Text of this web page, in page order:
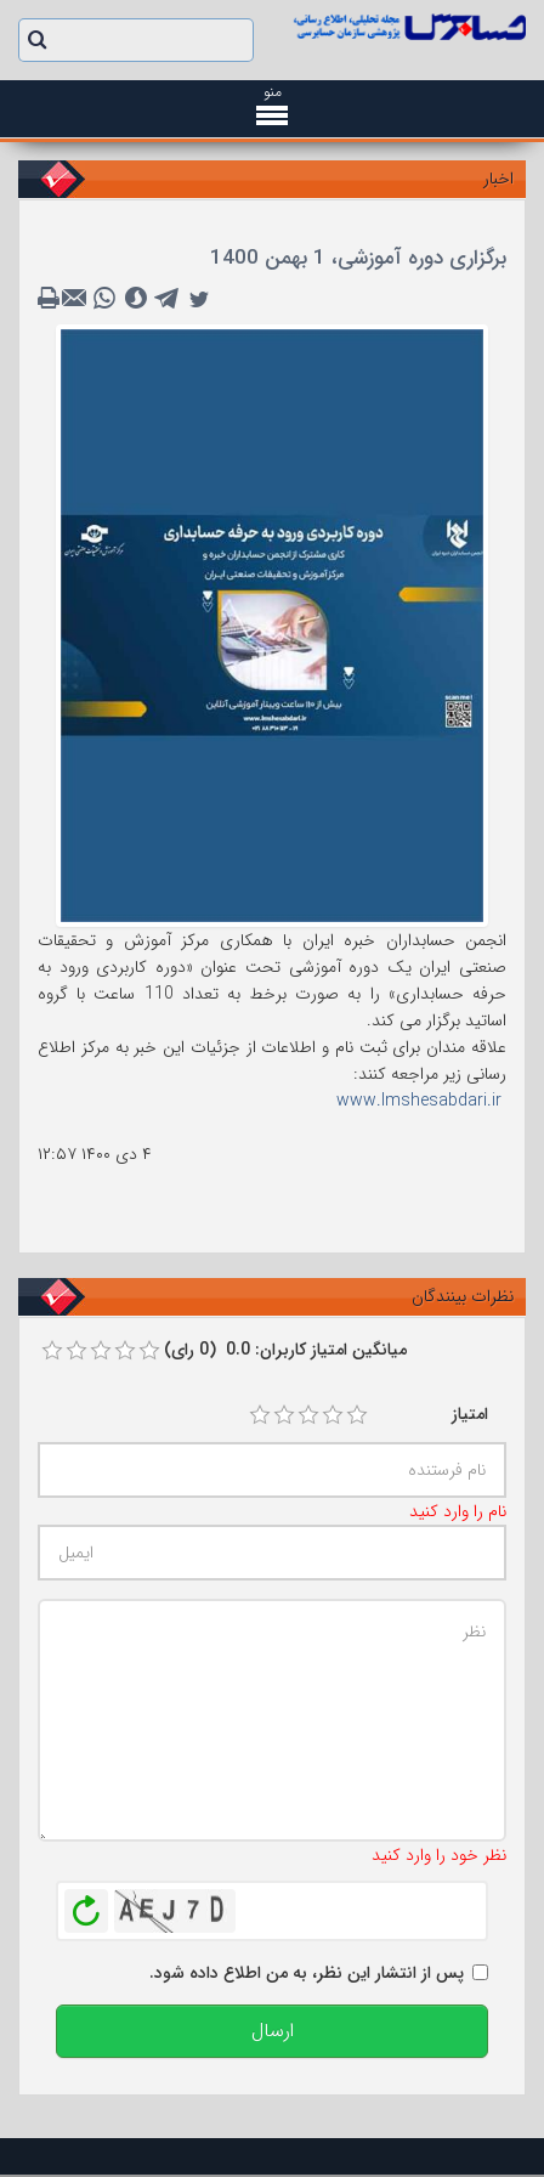
منو
اخبار
برگزاری دوره آموزشی، 1 بهمن 1400
انجمن حسابداران خبره ایران با همکاری مرکز آموزش و تحقیقات
صنعتی ایران یک دوره آموزشی تحت عنوان «دوره کاربردی ورود به
حرفه حسابداری» را به صورت برخط به تعداد 110 ساعت با گروه
اساتید برگزار می کند.
علاقه مندان برای ثبت نام و اطلاعات از جزئیات این خبر به مرکز اطلاع
رسانی زیر مراجعه کنند:
www.lmshesabdari.ir
۴ دی ۱۴۰۰
۱۲:۵۷
نظرات بینندگان
میانگین امتیاز کاربران: 0.0 (0 رای)
امتیاز
نام را وارد کنید
نظر خود را وارد کنید
پس از انتشار این نظر، به من اطلاع داده شود.
ارسال